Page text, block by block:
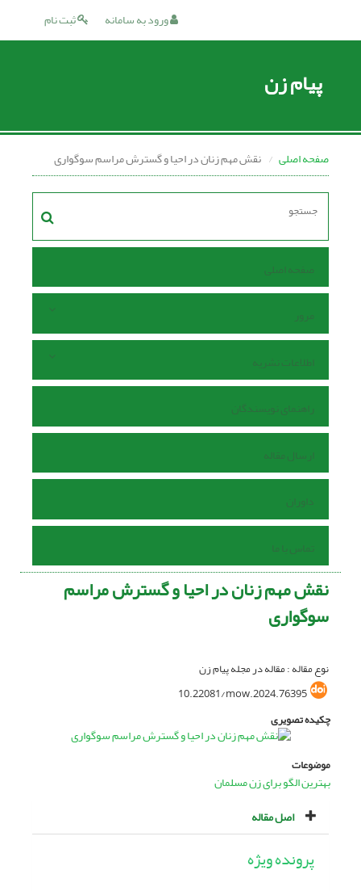
ثبت نام ورود به سامانه
پیام زن
صفحه اصلی نقش مهم زنان در احیا و گسترش مراسم سوگواری
صفحه اصلی
مرور
اطلاعات نشریه
راهنمای نویسندگان
ارسال مقاله
داوران
تماس با ما
نقش مهم زنان در احیا و گسترش مراسم
سوگواری
نوع مقاله : مقاله در مجله پیام زن
10.22081/mow.2024.76395
چکیده تصویری
موضوعات
بهترین الگو برای زن مسلمان
اصل مقاله
پرونده ویژه